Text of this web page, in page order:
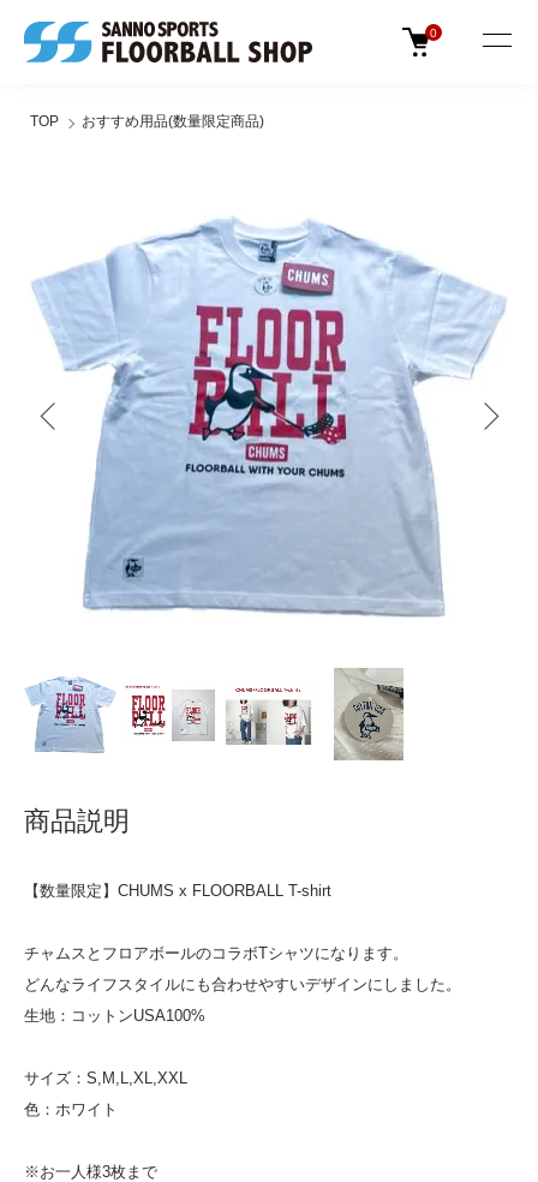
0
TOP おすすめ用品(数量限定商品)
商品説明
【数量限定】CHUMS x FLOORBALL T-shirt
チャムスとフロアボールのコラボTシャツになります。
どんなライフスタイルにも合わせやすいデザインにしました。
生地：コットンUSA100%
サイズ：S,M,L,XL,XXL
色：ホワイト
※お一人様3枚まで